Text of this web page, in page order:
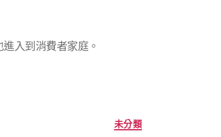
入到消費者家庭。
分
類
未分類